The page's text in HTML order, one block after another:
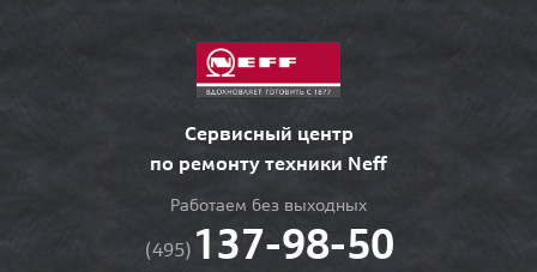
Сервисный центр
по ремонту техники Neff
Работаем без выходных
(495) 137-98-50